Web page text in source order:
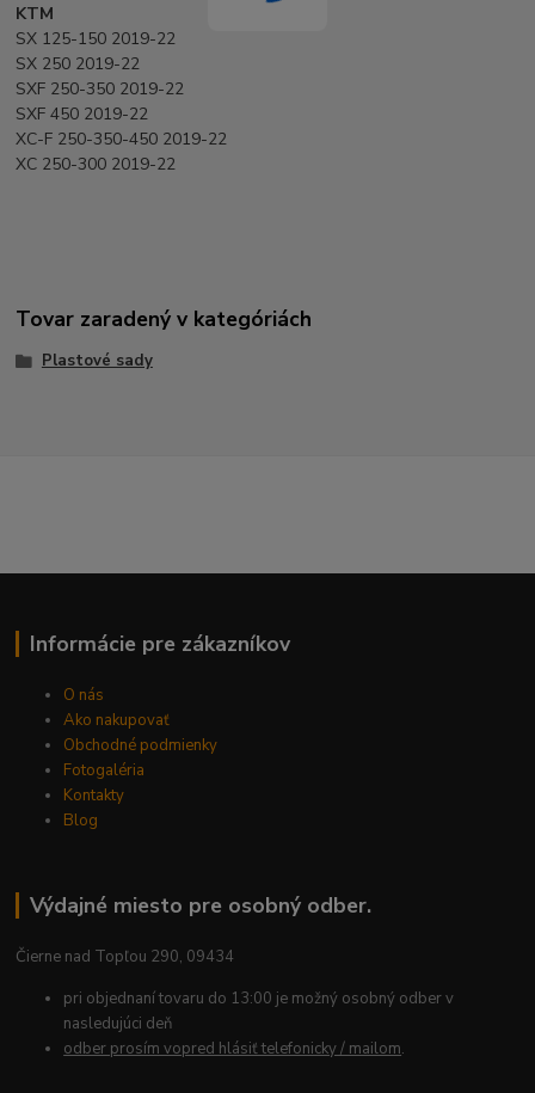
KTM
SX 125-150 2019-22
SX 250 2019-22
SXF 250-350 2019-22
SXF 450 2019-22
XC-F 250-350-450 2019-22
XC 250-300 2019-22
Tovar zaradený v kategóriách
Plastové sady
Informácie pre zákazníkov
O nás
Ako nakupovať
Obchodné podmienky
Fotogaléria
Kontakty
Blog
Výdajné miesto pre osobný odber.
Čierne nad Topľou 290, 09434
pri objednaní tovaru do 13:00 je možný osobný odber v
nasledujúci deň
odber prosím vopred hlásiť telefonicky / mailom.